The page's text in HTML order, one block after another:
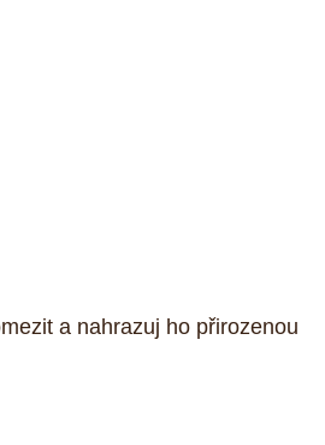
a nahrazuj ho přirozenou